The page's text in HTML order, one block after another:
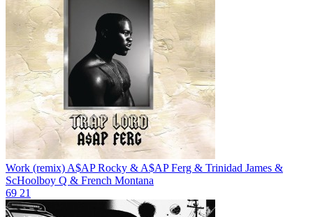
Work (remix) A$AP Rocky & A$AP Ferg & Trinidad James &
ScHoolboy Q & French Montana
69 21